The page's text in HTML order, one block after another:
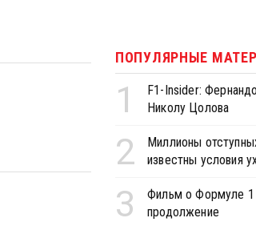
ПОПУЛЯРНЫЕ
1
F1-Insider:
Николу Цолова
2
Миллионы
известны условия
3
Фильм о Формуле 1
продолжение